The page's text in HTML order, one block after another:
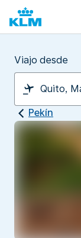
Viajo desde
Pekín